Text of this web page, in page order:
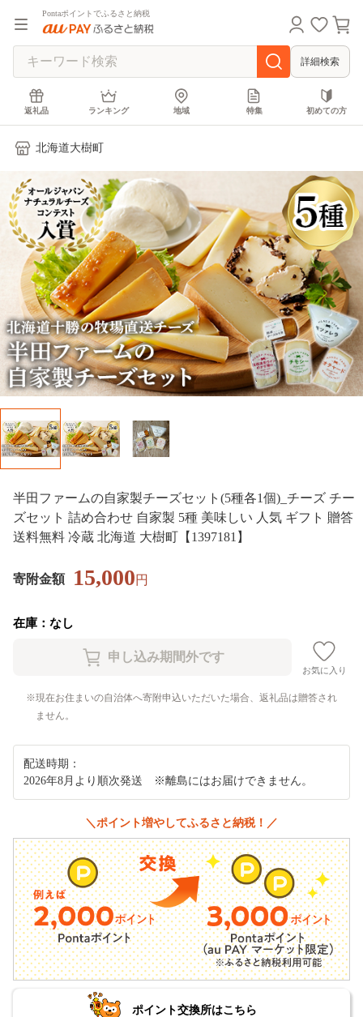
Pontaポイントでふるさと納税
詳細検索
返礼品 ランキング 地域 特集 初めての方
北海道大樹町
半田ファームの自家製チーズセット(5種各1個)_チーズ チー
ズセット 詰め合わせ 自家製 5種 美味しい 人気 ギフト 贈答
送料無料 冷蔵 北海道 大樹町【1397181】
寄附金額 15,000円
在庫：なし
お気に入り
現在お住まいの自治体へ寄附申込いただいた場合、返礼品は贈答され
ません。
配送時期：
2026年8月より順次発送 ※離島にはお届けできません。
＼ポイント増やしてふるさと納税！／
ポイント交換所はこちら